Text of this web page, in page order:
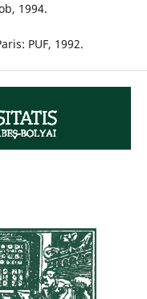
1994.
PUF, 1992.